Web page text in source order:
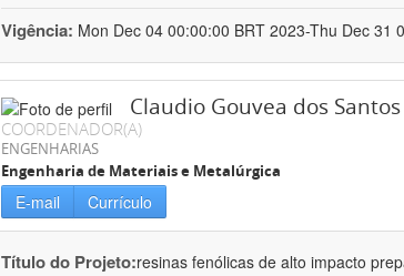
Vigência: Mon Dec 04 00:00:00 BRT 2023-Thu Dec 31
Claudio Gouvea dos Santos
COORDENADOR(A)
ENGENHARIAS
Engenharia de Materiais e Metalúrgica
E-mail Currículo
Título do Projeto:resinas fenólicas de alto impacto